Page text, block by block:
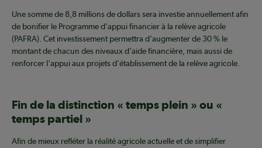
Une somme de 8,8 millions de dollars sera investie annuellement afin
de bonifier le Programme d'appui financier à la relève agricole
(PAFRA). Cet investissement permettra d'augmenter de 30 % le
montant de chacun des niveaux d'aide financière, mais aussi de
renforcer l'appui aux projets d'établissement de la relève agricole.
Fin de la distinction « temps plein » ou «
temps partiel »
Afin de mieux refléter la réalité agricole actuelle et de simplifier